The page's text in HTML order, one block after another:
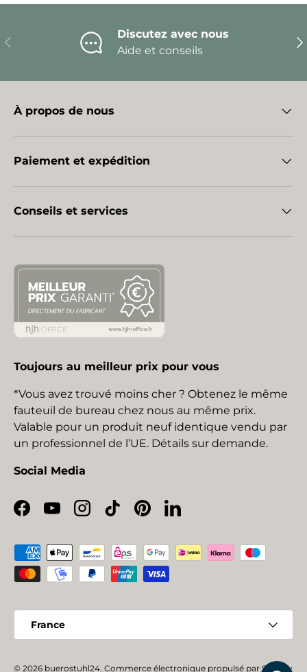
Précédent
Discutez avec nous
Aide et conseils
À propos de nous
Paiement et expédition
Conseils et services
Toujours au meilleur prix pour vous
*Vous avez trouvé moins cher ? Obtenez le même
fauteuil de bureau chez nous au même prix.
Valable pour un produit neuf identique vendu par
un professionnel de l’UE. Détails sur demande.
Social Media
Facebook
YouTubeInstagram
TikTokPinterestLinkedIn
Moyens de paiement acceptés
France
© 2026 buerostuhl24. Commerce électronique propulsé par Shopify